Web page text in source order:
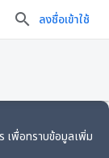
ลงชื่อเข้าใช้
เพื่อทราบข้อมูลเพิ่ม